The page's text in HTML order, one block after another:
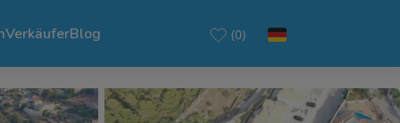
VerkäuferBlog (0)